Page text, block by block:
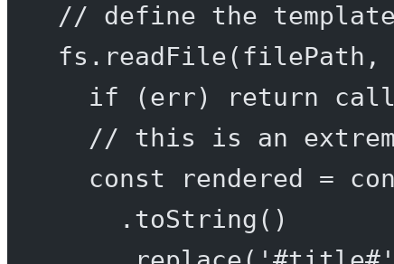
// define the
fs. readFile(filePath,
if (err) return
// this is an
const
rendered =
. toString ()